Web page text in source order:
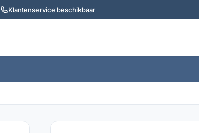
Klantenservice beschikbaar